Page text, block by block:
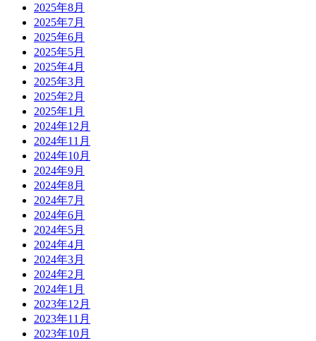
2025年8月
2025年7月
2025年6月
2025年5月
2025年4月
2025年3月
2025年2月
2025年1月
2024年12月
2024年11月
2024年10月
2024年9月
2024年8月
2024年7月
2024年6月
2024年5月
2024年4月
2024年3月
2024年2月
2024年1月
2023年12月
2023年11月
2023年10月